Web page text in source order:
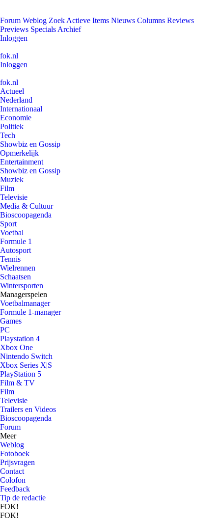
Forum Weblog Zoek Actieve Items Nieuws Columns Reviews
Previews Specials Archief
Inloggen
fok.nl
Inloggen
fok.nl
Actueel
Nederland
Internationaal
Economie
Politiek
Tech
Showbiz en Gossip
Opmerkelijk
Entertainment
Showbiz en Gossip
Muziek
Film
Televisie
Media & Cultuur
Bioscoopagenda
Sport
Voetbal
Formule 1
Autosport
Tennis
Wielrennen
Schaatsen
Wintersporten
Managerspelen
Voetbalmanager
Formule 1-manager
Games
PC
Playstation 4
Xbox One
Nintendo Switch
Xbox Series X|S
PlayStation 5
Film & TV
Film
Televisie
Trailers en Videos
Bioscoopagenda
Forum
Meer
Weblog
Fotoboek
Prijsvragen
Contact
Colofon
Feedback
Tip de redactie
FOK!
FOK!